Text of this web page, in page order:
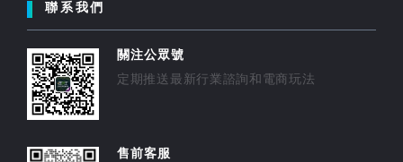
聯系我們
關注公眾號
定期推送最新行業諮詢和電商玩法
售前客服